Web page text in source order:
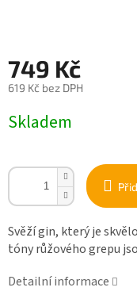
749 Kč
619 Kč bez DPH
cena:
Skladem
Svěží gin, který je
tóny růžového grepu
Detailní informace